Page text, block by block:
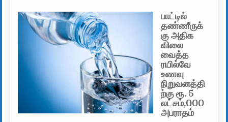
பாட்டில்
தண்ணீருக்
கு அதிக
விலை
வைத்த
ரயில்வே
உணவு
நிறுவனத்தி
ற்கு ரூ. 5
லட்சம்,000
அபராதம்